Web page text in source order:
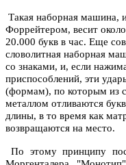
Такая наборная машина,
Форрейтером, весит
20.000 букв в час. Еще
словолитная наборная
со знаками, и, если
приспособлений, эти
(формам), по которым из
металлом отливаются
длины, в то время как
возвращаются на место.
По этому принципу